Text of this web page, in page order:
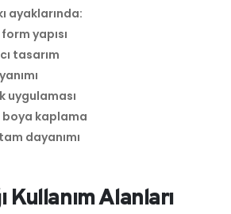
ayaklarında:
yapısı
tasarım
uygulaması
kaplama
dayanımı
Kullanım Alanları